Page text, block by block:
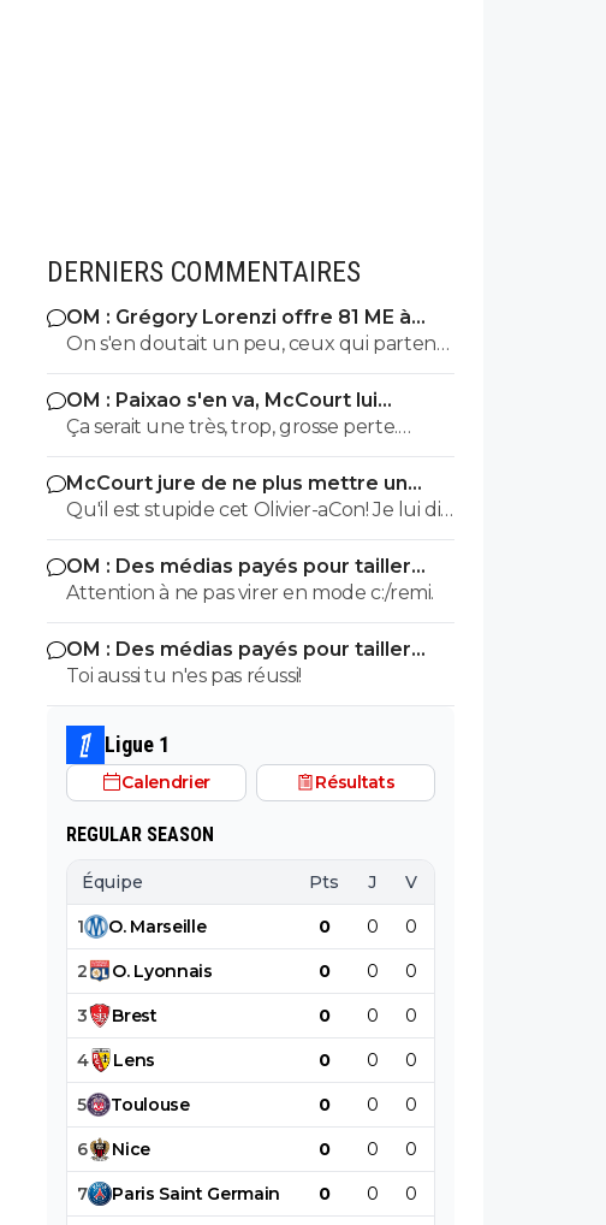
DERNIERS COMMENTAIRES
OM : Grégory Lorenzi offre 81 ME à
Frank McCourt
On s'en doutait un peu, ceux qui partent
ne sont pas nécessairement ceux qu'on
aimerait voir partir. Et pour cause... Après
chaque cas est particulier mais quitte à
brader, autant brader des Kondogbia,
Harit, Moumbagna et autres Gomes, et
dans une moindre mesure ceux qui
veulent partir comme Hojbjerg.
OM : Paixao s'en va, McCourt lui
montre la sortie
Ça serait une très, trop, grosse perte.
Surtout pour y mettre Gouiri, que j'aime
pourtant bien. Mais à choisir, aucune
hésitation, c'est Paixao tous les jours.
McCourt jure de ne plus mettre un
euro à l’OM
Qu'il est stupide cet Olivier-aCon! Je lui dis
que je ne lis pas ses commentaires puérils
avec des émojis et il continue de me
répondre avec ses petites images de
gogol. Ça prouve bien ce que je dis, on voit
tout de suite qu'on a affaire à un teubé.^^
OM : Des médias payés pour tailler
l’OL, McCourt accusé
Attention à ne pas virer en mode c:/remi.
OM : Des médias payés pour tailler
l’OL, McCourt accusé
Toi aussi tu n'es pas réussi!
Ligue 1
Calendrier Résultats
REGULAR SEASON
Équipe Pts J V
1 O. Marseille 0 0 0
2 O. Lyonnais 0 0 0
3 Brest 0 0 0
4 Lens 0 0 0
5 Toulouse 0 0 0
6 Nice 0 0 0
7 Paris Saint Germain 0 0 0